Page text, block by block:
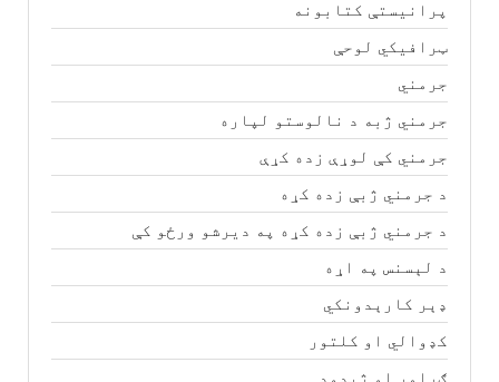
پرانیستې کتابونه
ټرافیکي لوحې
جرمني
جرمني ژبه د نالوستو لپاره
جرمني کې لوړې زده کړې
د جرمني ژبې زده کړه
د جرمني ژبې زده کړه په دیرشو ورځو کې
د لېسنس په اړه
ډېر کارېدونکي
کډوالي او کلتور
ګرامر او ژبدود